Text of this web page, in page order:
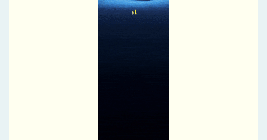
خبرنگاری، مسئولیت بزرگ روایت آگاهانه و صادقانه جامعه است
خبرنگاری، مسئولیت بزرگ روایت آگاهانه و صادقانه جامعه است